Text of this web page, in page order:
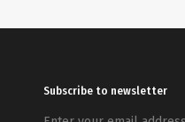
Subscribe to newsletter